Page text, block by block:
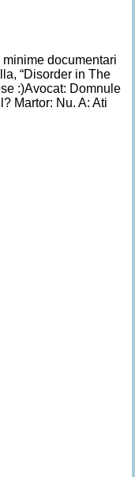
documentari
“Disorder in The
:)Avocat: Domnule
Martor: Nu. A: Ati